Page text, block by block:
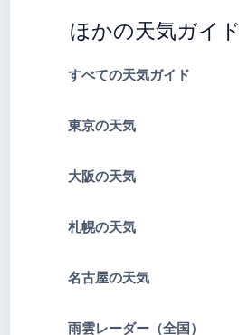
ほかの天気ガイド
すべての天気ガイド
東京の天気
大阪の天気
札幌の天気
名古屋の天気
雨雲レーダー（全国）